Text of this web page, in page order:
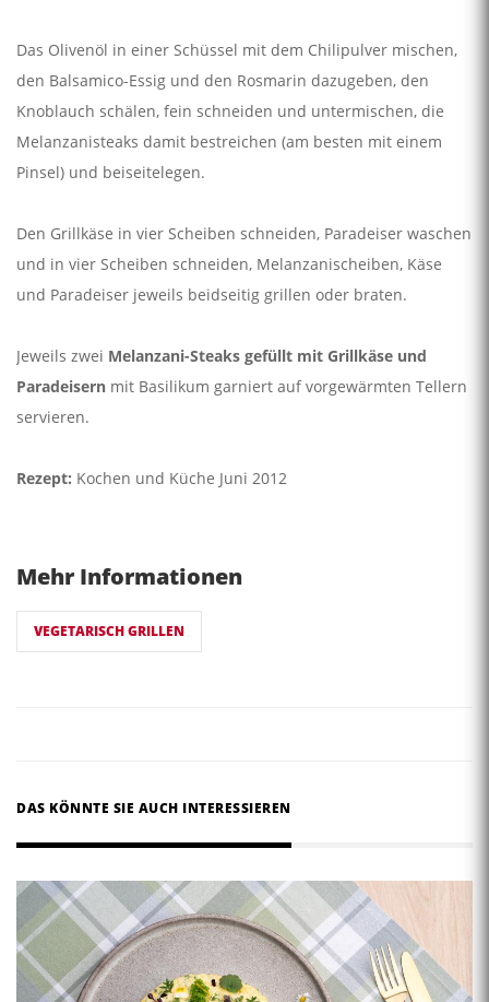
Das Olivenöl in einer Schüssel mit dem Chilipulver mischen,
den Balsamico-Essig und den Rosmarin dazugeben, den
Knoblauch schälen, fein schneiden und untermischen, die
Melanzanisteaks damit bestreichen (am besten mit einem
Pinsel) und beiseitelegen.
Den Grillkäse in vier Scheiben schneiden, Paradeiser waschen
und in vier Scheiben schneiden, Melanzanischeiben, Käse
und Paradeiser jeweils beidseitig grillen oder braten.
Jeweils zwei Melanzani-Steaks gefüllt mit Grillkäse und
Paradeisern mit Basilikum garniert auf vorgewärmten Tellern
servieren.
Rezept: Kochen und Küche Juni 2012
Mehr Informationen
VEGETARISCH GRILLEN
DAS KÖNNTE SIE AUCH INTERESSIEREN